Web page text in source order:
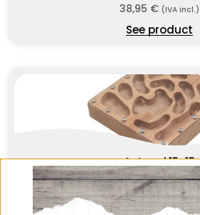
38,95 € (IVA incl.)
See product
Antmad 15×15
59,95€ (IVA incl.)
See product